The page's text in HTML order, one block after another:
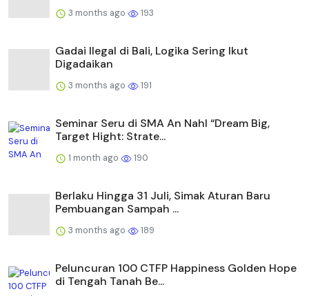
3 months ago 193
Gadai Ilegal di Bali, Logika Sering Ikut
Digadaikan
3 months ago 191
Seminar Seru di SMA An Nahl “Dream Big,
Target Hight: Strate...
1 month ago 190
Berlaku Hingga 31 Juli, Simak Aturan Baru
Pembuangan Sampah ...
3 months ago 189
Peluncuran 100 CTFP Happiness Golden Hope
di Tengah Tanah Be...